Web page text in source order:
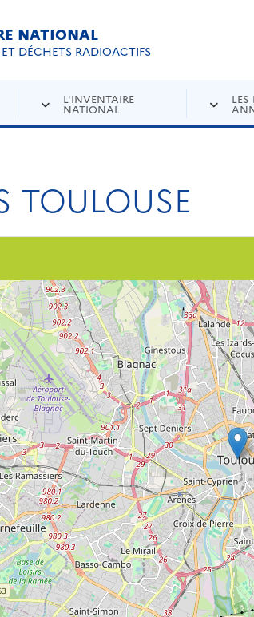
NATIONAL
ET DÉCHETS RADIOACTIFS
L'INVENTAIRE
NATIONAL
LES
TOULOUSE